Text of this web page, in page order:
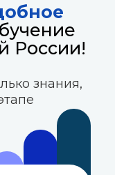
России!
знания,